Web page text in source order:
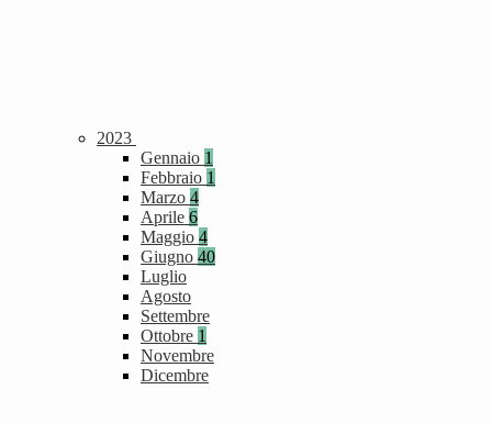
2023
Gennaio 1
Febbraio 1
Marzo 4
Aprile 6
Maggio 4
Giugno 40
Luglio
Agosto
Settembre
Ottobre 1
Novembre
Dicembre